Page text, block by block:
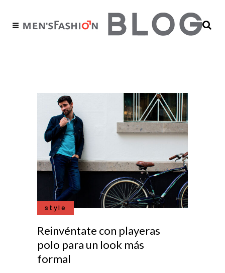
style
Reinvéntate con playeras
polo para un look más
formal